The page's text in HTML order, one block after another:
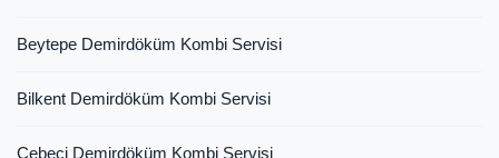
Beytepe Demirdöküm Kombi Servisi
Bilkent Demirdöküm Kombi Servisi
Cebeci Demirdöküm Kombi Servisi